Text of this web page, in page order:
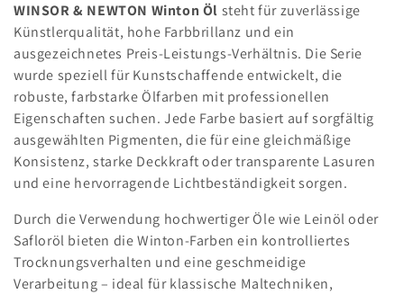
l
e
c
c
i
ó
n
:
WINSOR & NEWTON Winton Öl steht für zuverlässige
Künstlerqualität, hohe Farbbrillanz und ein
ausgezeichnetes Preis‑Leistungs‑Verhältnis. Die Serie
wurde speziell für Kunstschaffende entwickelt, die
robuste, farbstarke Ölfarben mit professionellen
Eigenschaften suchen. Jede Farbe basiert auf sorgfältig
ausgewählten Pigmenten, die für eine gleichmäßige
Konsistenz, starke Deckkraft oder transparente Lasuren
und eine hervorragende Lichtbeständigkeit sorgen.
Durch die Verwendung hochwertiger Öle wie Leinöl oder
Safloröl bieten die Winton‑Farben ein kontrolliertes
Trocknungsverhalten und eine geschmeidige
Verarbeitung – ideal für klassische Maltechniken,